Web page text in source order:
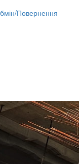
Повернення